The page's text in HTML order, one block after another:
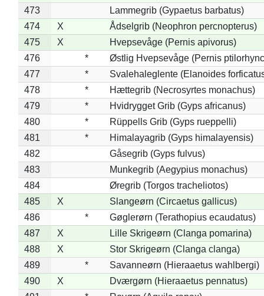
473
Lammegrib (Gypaetus barbatus)
474
X
Ådselgrib (Neophron percnopterus)
475
X
Hvepsevåge (Pernis apivorus)
476
*
Østlig Hvepsevåge (Pernis
477
*
Svalehaleglente (Elanoides
478
*
Hættegrib (Necrosyrtes monachus)
479
*
Hvidrygget Grib (Gyps africanus)
480
*
Rüppells Grib (Gyps rueppelli)
481
*
Himalayagrib (Gyps himalayensis)
482
Gåsegrib (Gyps fulvus)
483
Munkegrib (Aegypius monachus)
484
Øregrib (Torgos tracheliotos)
485
X
Slangeørn (Circaetus gallicus)
486
*
Gøglerørn (Terathopius ecaudatus)
487
X
Lille Skrigeørn (Clanga pomarina)
488
X
Stor Skrigeørn (Clanga clanga)
489
*
Savanneørn (Hieraaetus wahlbergi)
490
X
Dværgørn (Hieraaetus pennatus)